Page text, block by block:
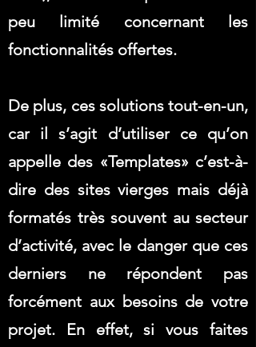
peu limité concernant les
fonctionnalités offertes.
De plus, ces solutions tout-en-un,
car il s’agit d’utiliser ce qu’on
appelle des «Templates» c’est-à-
dire des sites vierges mais déjà
formatés très souvent au secteur
d’activité, avec le danger que ces
derniers ne répondent pas
forcément aux besoins de votre
projet. En effet, si vous faites